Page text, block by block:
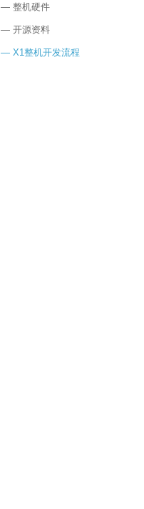
— 整机硬件
— 开源资料
— X1整机开发流程